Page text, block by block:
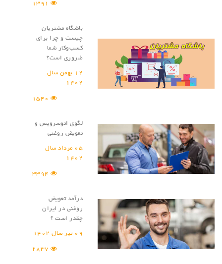
1391
باشگاه مشتریان
چیست و چرا برای
کسب‌و‌کار شما
ضروری است؟
12 بهمن سال
1402
1540
لگوی اتوسرویس و
تعویض روغنی
05 مرداد سال
1402
3394
درآمد تعویض
روغنی در ایران
چقدر است ؟
09 تیر سال 1402
2837